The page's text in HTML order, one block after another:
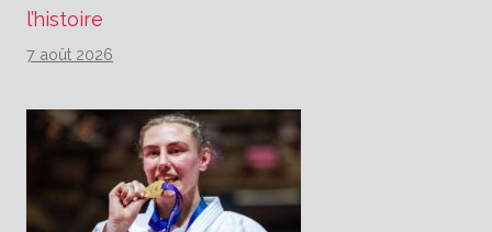
l’histoire
7 août 2026